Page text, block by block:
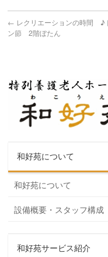
← レクリエーションの時間 ♪
ン節 2階ぼたん
和好苑について
和好苑について
設備概要・スタッフ構成
和好苑サービス紹介